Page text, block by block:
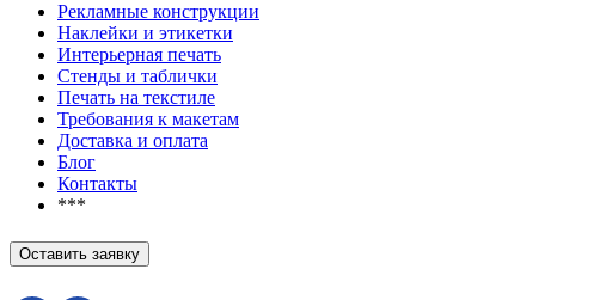
Рекламные конструкции
Наклейки и этикетки
Интерьерная печать
Стенды и таблички
Печать на текстиле
Требования к макетам
Доставка и оплата
Блог
Контакты
***
Оставить заявку